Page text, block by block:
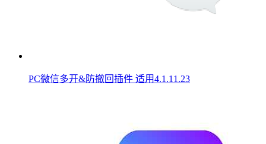
PC微信多开&防撤回插件 适用4.1.11.23